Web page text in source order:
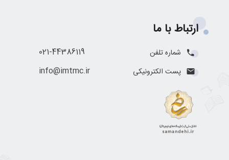
ارتباط با ما
شماره تلفن 021-44386119
پست الکترونیکی info@imtmc.ir